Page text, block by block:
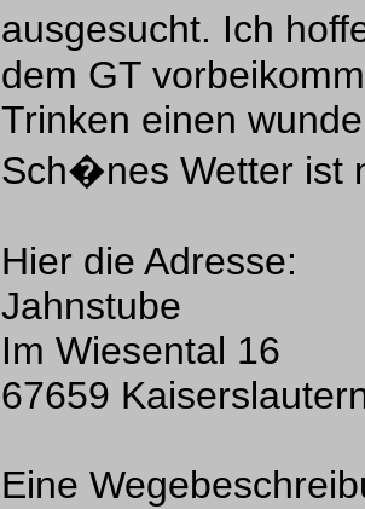
ausgesucht. Ich
dem GT
Trinken einen
Sch�nes Wetter ist
Hier die Adresse:
Jahnstube
Im Wiesental 16
67659
Eine